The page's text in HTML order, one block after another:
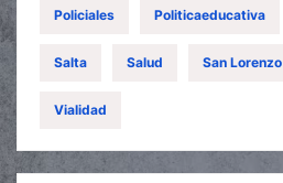
Policiales Politicaeducativa
Salta Salud San Lorenzo
Vialidad